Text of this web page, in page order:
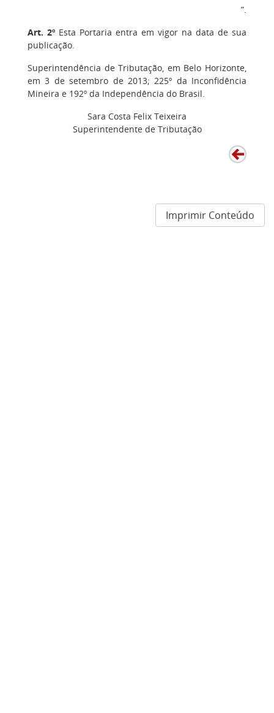
”.
Art. 2º Esta Portaria entra em vigor na data de sua
publicação.
Superintendência de Tributação, em Belo Horizonte,
em3 de setembro de 2013; 225º da Inconfidência
Mineira e 192º da Independência do Brasil.
Sara Costa Felix Teixeira
Superintendente de Tributação
Imprimir Conteúdo